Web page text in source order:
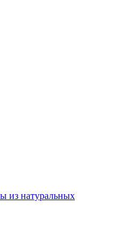
из натуральных